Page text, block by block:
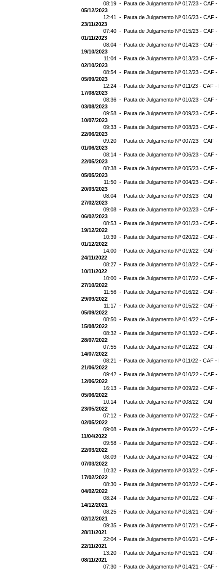
08:19 - Pauta de Julgamento Nº 017/23 - CAF
05/12/2023
12:41 - Pauta de Julgamento Nº 016/23 - CAF
23/11/2023
07:40 - Pauta de Julgamento Nº 015/23 - CAF -
01/11/2023
08:04 - Pauta de Julgamento Nº 014/23 - CAF -
19/10/2023
11:04 - Pauta de Julgamento Nº 013/23 - CAF
02/10/2023
08:54 - Pauta de Julgamento Nº 012/23 - CAF
05/09/2023
12:24 - Pauta de Julgamento Nº 011/23 - CAF -
17/08/2023
08:36 - Pauta de Julgamento Nº 010/23 - CAF
03/08/2023
09:58 - Pauta de Julgamento Nº 009/23 - CAF
10/07/2023
09:33 - Pauta de Julgamento Nº 008/23 - CAF
22/06/2023
09:20 - Pauta de Julgamento Nº 007/23 - CAF
01/06/2023
08:14 - Pauta de Julgamento Nº 006/23 - CAF
22/05/2023
08:38 - Pauta de Julgamento Nº 005/23 - CAF
05/05/2023
11:50 - Pauta de Julgamento Nº 004/23 - CAF -
20/03/2023
08:04 - Pauta de Julgamento Nº 003/23 - CAF
27/02/2023
09:08 - Pauta de Julgamento Nº 002/23 - CAF
06/02/2023
08:53 - Pauta de Julgamento Nº 001/23 - CAF
19/12/2022
10:39 - Pauta de Julgamento Nº 020/22 - CAF
01/12/2022
14:00 - Pauta de Julgamento Nº 019/22 - CAF
24/11/2022
08:27 - Pauta de Julgamento Nº 018/22 - CAF -
10/11/2022
10:00 - Pauta de Julgamento Nº 017/22 - CAF -
27/10/2022
11:56 - Pauta de Julgamento Nº 016/22 - CAF -
29/09/2022
11:17 - Pauta de Julgamento Nº 015/22 - CAF
05/09/2022
08:50 - Pauta de Julgamento Nº 014/22 - CAF
15/08/2022
08:32 - Pauta de Julgamento Nº 013/22 - CAF
28/07/2022
07:55 - Pauta de Julgamento Nº 012/22 - CAF
14/07/2022
08:21 - Pauta de Julgamento Nº 011/22 - CAF -
21/06/2022
09:42 - Pauta de Julgamento Nº 010/22 - CAF
12/06/2022
16:13 - Pauta de Julgamento Nº 009/22 - CAF
05/06/2022
10:14 - Pauta de Julgamento Nº 008/22 - CAF
23/05/2022
07:12 - Pauta de Julgamento Nº 007/22 - CAF
02/05/2022
09:08 - Pauta de Julgamento Nº 006/22 - CAF
11/04/2022
09:58 - Pauta de Julgamento Nº 005/22 - CAF
22/03/2022
08:09 - Pauta de Julgamento Nº 004/22 - CAF
07/03/2022
10:32 - Pauta de Julgamento Nº 003/22 - CAF
17/02/2022
08:30 - Pauta de Julgamento Nº 002/22 - CAF
04/02/2022
08:24 - Pauta de Julgamento Nº 001/22 - CAF
14/12/2021
08:25 - Pauta de Julgamento Nº 018/21 - CAF
02/12/2021
09:35 - Pauta de Julgamento Nº 017/21 - CAF
28/11/2021
22:04 - Pauta de Julgamento Nº 016/21 - CAF
22/11/2021
13:20 - Pauta de Julgamento Nº 015/21 - CAF -
08/11/2021
07:30 - Pauta de Julgamento Nº 014/21 - CAF -